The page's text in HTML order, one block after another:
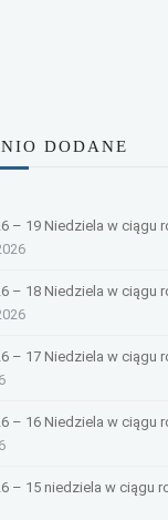
DODANE
– 19 Niedziela w ciągu
– 18 Niedziela w ciągu
– 17 Niedziela w ciągu
– 16 Niedziela w ciągu
– 15 niedziela w ciągu